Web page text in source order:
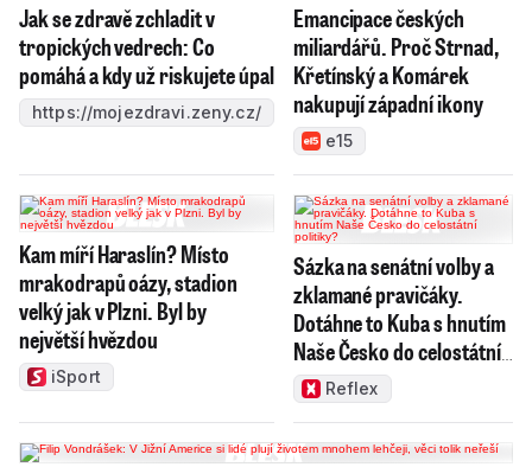
Jak se zdravě zchladit v
tropických vedrech: Co
pomáhá a kdy už riskujete úpal
https://mojezdravi.zeny.cz/
Emancipace českých
miliardářů. Proč Strnad,
Křetínský a Komárek
nakupují západní ikony
e15
Kam míří Haraslín? Místo
mrakodrapů oázy, stadion
velký jak v Plzni. Byl by
největší hvězdou
iSport
Sázka na senátní volby a
zklamané pravičáky.
Dotáhne to Kuba s hnutím
Naše Česko do celostátní
politiky?
Reflex